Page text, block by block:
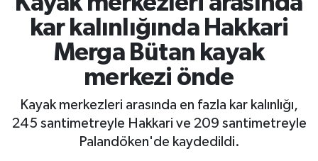
kar kalınlığında Hakkari
Merga Bütan kayak
merkezi önde
Kayak merkezleri arasında en fazla kar kalınlığı,
245 santimetreyle Hakkari ve 209 santimetreyle
Palandöken'de kaydedildi.
DOĞA
DÜNYA
EĞİTİM
EKONOMİ
Hakkâri Trafik Yoğunluk Haritası
Süper Lig Puan Durumu ve Fikstür
Tüm Manşetler
Son Dakika Haberleri